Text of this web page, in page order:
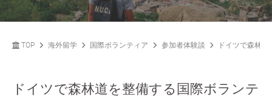
TOP 海外留学 国際ボランティア 参加者体験談 ドイツで森林
ドイツで森林道を整備する国際ボランテ